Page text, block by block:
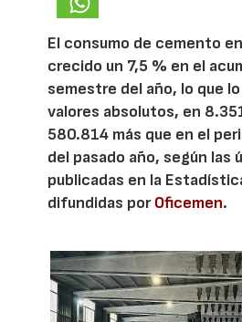
El consumo de cemento
crecido un 7,5 % en el
semestre del año, lo que
valores absolutos, en
580.814 más que en el
del pasado año, según las
publicadas en la
difundidas porOficemen.